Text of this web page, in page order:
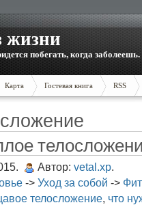
жизни
побегать, когда заболеешь.
Карта Гостевая книга RSS
Автор: vetal.xp.
-> Уход за собой ->
телосложение, что